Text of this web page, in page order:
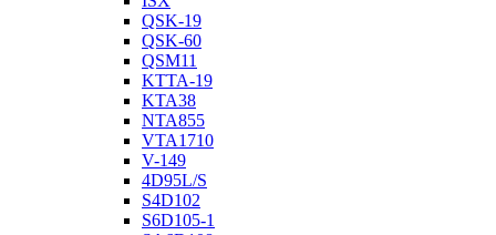
QSK-19
QSK-60
QSM11
KTTA-19
KTA38
NTA855
VTA1710
V-149
4D95L/S
S4D102
S6D105-1